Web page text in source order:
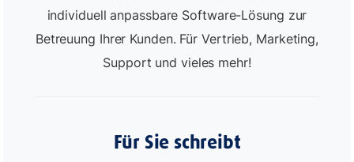
individuell anpassbare Software-Lösung zur
Betreuung Ihrer Kunden. Für Vertrieb, Marketing,
Support und vieles mehr!
Für Sie schreibt